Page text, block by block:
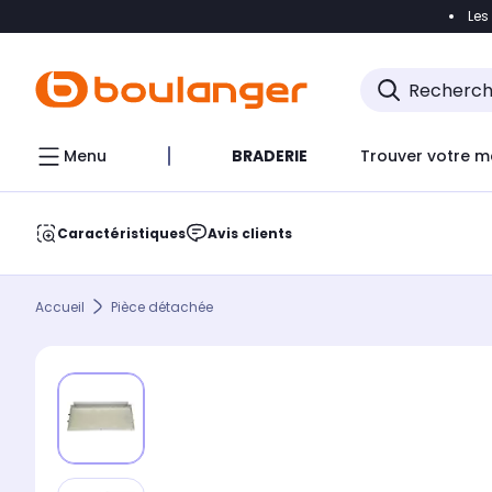
Accéder
Menu BRADERIE Trouver votre
Caractéristiques Avis clients
Accueil Pièce détachée